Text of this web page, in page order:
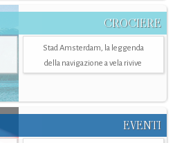
CROCIERE
Stad Amsterdam, la leggenda
della navigazione a vela rivive
EVENTI